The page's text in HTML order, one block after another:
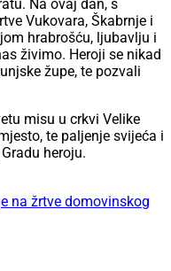
Na ovaj dan, s
Vukovara, Škabrnje i
hrabrošću, ljubavlju i
živimo. Heroji se nikad
župe, te pozvali
misu u crkvi Velike
te paljenje svijeća i
heroju.
na žrtve domovinskog